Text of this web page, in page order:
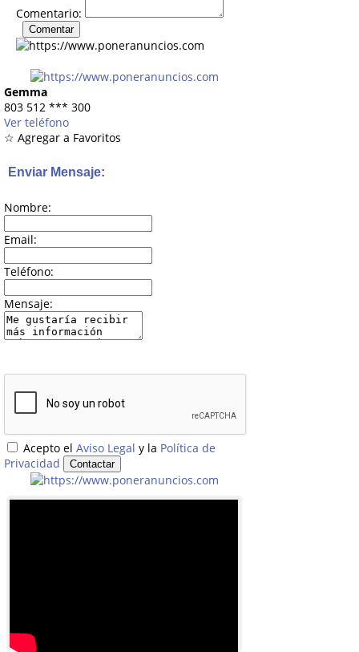
Comentario:
Gemma
803 512 *** 300
Ver teléfono
☆ Agregar a Favoritos
Enviar Mensaje:
Nombre:
Email:
Teléfono:
Mensaje:
Acepto el Aviso Legal y la Política de
Privacidad